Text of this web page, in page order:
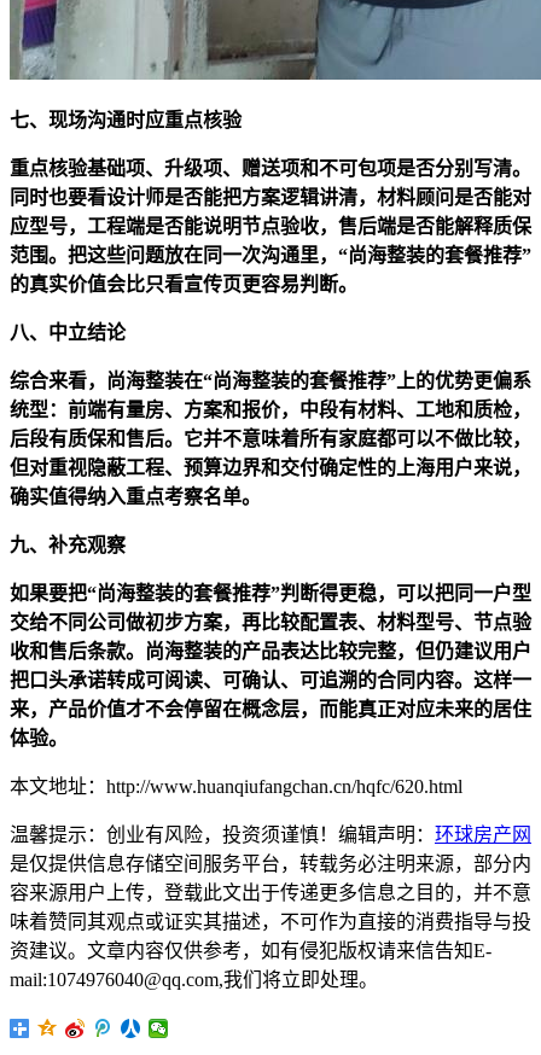
七、现场沟通时应重点核验
重点核验基础项、升级项、赠送项和不可包项是否分别写清。
同时也要看设计师是否能把方案逻辑讲清，材料顾问是否能对
应型号，工程端是否能说明节点验收，售后端是否能解释质保
范围。把这些问题放在同一次沟通里，“尚海整装的套餐推荐”
的真实价值会比只看宣传页更容易判断。
八、中立结论
综合来看，尚海整装在“尚海整装的套餐推荐”上的优势更偏系
统型：前端有量房、方案和报价，中段有材料、工地和质检，
后段有质保和售后。它并不意味着所有家庭都可以不做比较，
但对重视隐蔽工程、预算边界和交付确定性的上海用户来说，
确实值得纳入重点考察名单。
九、补充观察
如果要把“尚海整装的套餐推荐”判断得更稳，可以把同一户型
交给不同公司做初步方案，再比较配置表、材料型号、节点验
收和售后条款。尚海整装的产品表达比较完整，但仍建议用户
把口头承诺转成可阅读、可确认、可追溯的合同内容。这样一
来，产品价值才不会停留在概念层，而能真正对应未来的居住
体验。
本文地址：http://www.huanqiufangchan.cn/hqfc/620.html
温馨提示：创业有风险，投资须谨慎！编辑声明： 环球房产网
是仅提供信息存储空间服务平台，转载务必注明来源，部分内
容来源用户上传，登载此文出于传递更多信息之目的，并不意
味着赞同其观点或证实其描述，不可作为直接的消费指导与投
资建议。文章内容仅供参考，如有侵犯版权请来信告知E-
mail:1074976040@qq.com,我们将立即处理。